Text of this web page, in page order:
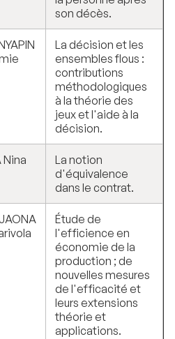
son décès.
La décision et les
ensembles flous :
contributions
méthodologiques
à la théorie des
jeux et l'aide à la
décision.
Nina
La notion
d'équivalence
dans le contrat.
Étude de
l'efficience en
économie de la
production ; de
nouvelles mesures
de l'efficacité et
leurs extensions
théorie et
applications.